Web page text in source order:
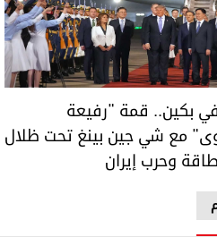
والضغوط الانتخابية
بكين.. قمة "رفيعة المستوى" مع
بكين.. قمة "رفيعة
مع شي جين بينغ تحت ظلال
وحرب إيران